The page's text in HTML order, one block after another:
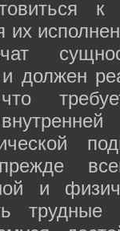
должен
и